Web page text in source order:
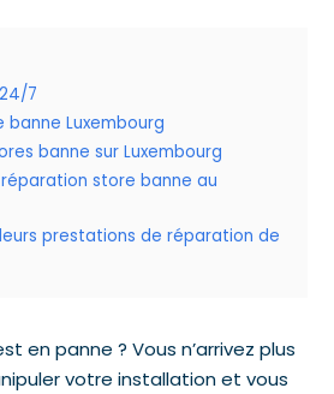
7
Luxembourg
banne sur Luxembourg
store banne au
prestations de réparation de
en panne ? Vous n’arrivez plus
votre installation et vous